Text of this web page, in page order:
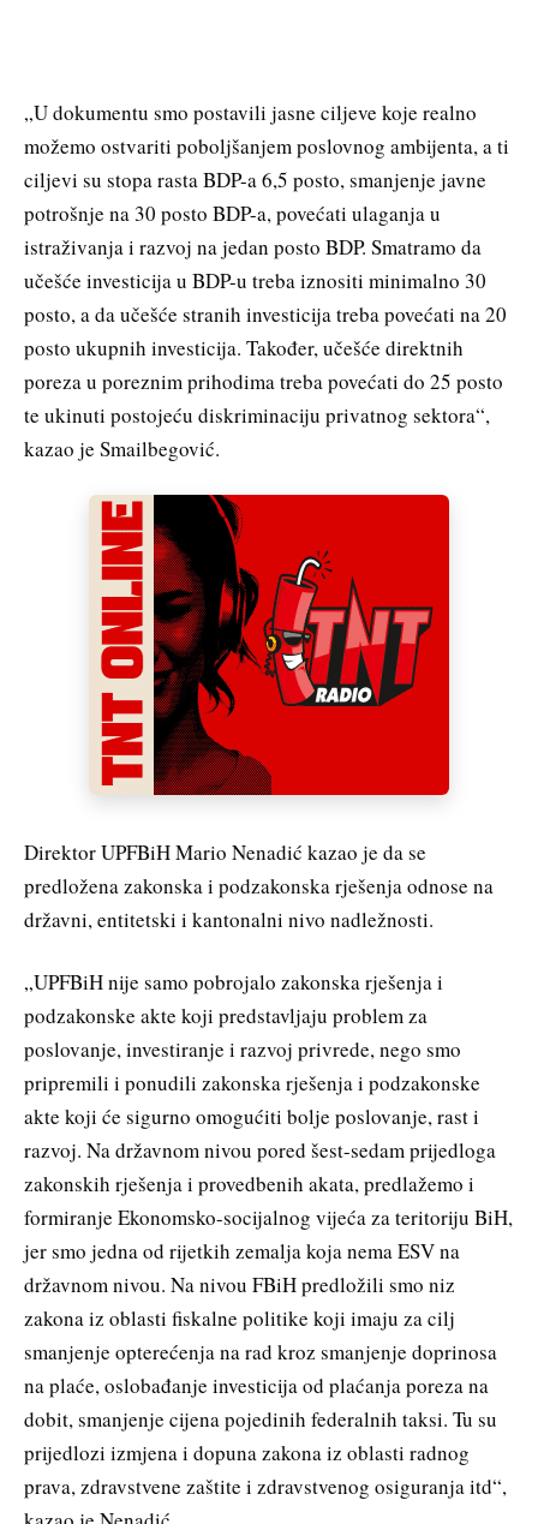
„U dokumentu smo postavili jasne ciljeve koje realno
možemo ostvariti poboljšanjem poslovnog ambijenta, a ti
ciljevi su stopa rasta BDP-a 6,5 posto, smanjenje javne
potrošnje na 30 posto BDP-a, povećati ulaganja u
istraživanja i razvoj na jedan posto BDP. Smatramo da
učešće investicija u BDP-u treba iznositi minimalno 30
posto, a da učešće stranih investicija treba povećati na 20
posto ukupnih investicija. Također, učešće direktnih
poreza u poreznim prihodima treba povećati do 25 posto
te ukinuti postojeću diskriminaciju privatnog sektora“,
kazao je Smailbegović.
Direktor UPFBiH Mario Nenadić kazao je da se
predložena zakonska i podzakonska rješenja odnose na
državni, entitetski i kantonalni nivo nadležnosti.
„UPFBiH nije samo pobrojalo zakonska rješenja i
podzakonske akte koji predstavljaju problem za
poslovanje, investiranje i razvoj privrede, nego smo
pripremili i ponudili zakonska rješenja i podzakonske
akte koji će sigurno omogućiti bolje poslovanje, rast i
razvoj. Na državnom nivou pored šest-sedam prijedloga
zakonskih rješenja i provedbenih akata, predlažemo i
formiranje Ekonomsko-socijalnog vijeća za teritoriju BiH,
jer smo jedna od rijetkih zemalja koja nema ESV na
državnom nivou. Na nivou FBiH predložili smo niz
zakona iz oblasti fiskalne politike koji imaju za cilj
smanjenje opterećenja na rad kroz smanjenje doprinosa
na plaće, oslobađanje investicija od plaćanja poreza na
dobit, smanjenje cijena pojedinih federalnih taksi. Tu su
prijedlozi izmjena i dopuna zakona iz oblasti radnog
prava, zdravstvene zaštite i zdravstvenog osiguranja itd“,